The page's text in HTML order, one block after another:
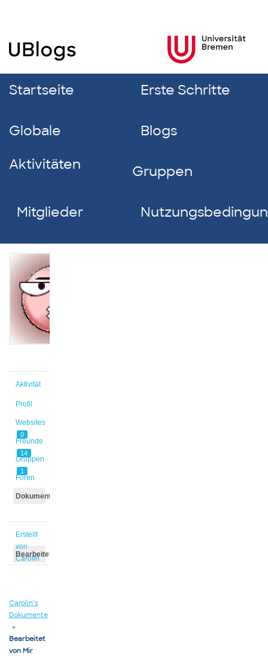
Startseite Erste Schritte
Globale
Aktivitäten
Blogs
Gruppen
Mitglieder
Aktivität
Profil
Websites
0
Freunde
14
Gruppen
1
Foren
Dokumente
Erstellt
von
Carolin
Bearbeitet
Carolin’s
Dokumente
▸
Bearbeitet
von Mir